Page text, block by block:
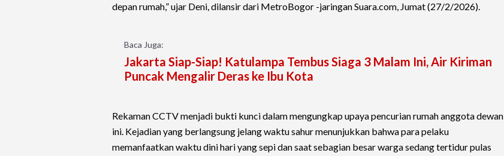
depan rumah,” ujar Deni, dilansir dari MetroBogor -jaringan Suara.com, Jumat (27/2/2026).
Baca Juga:
Jakarta Siap-Siap! Katulampa Tembus Siaga 3 Malam Ini, Air Kiriman
Puncak Mengalir Deras ke Ibu Kota
Rekaman CCTV menjadi bukti kunci dalam mengungkap upaya pencurian rumah anggota dewan
ini. Kejadian yang berlangsung jelang waktu sahur menunjukkan bahwa para pelaku
memanfaatkan waktu dini hari yang sepi dan saat sebagian besar warga sedang tertidur pulas